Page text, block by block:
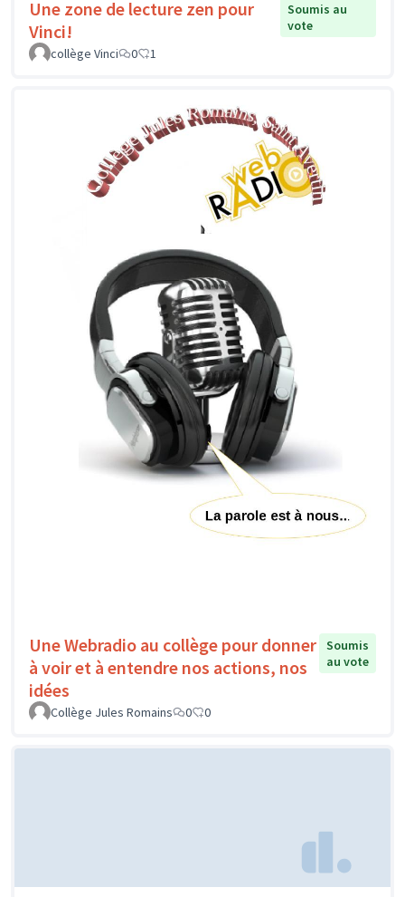
Une zone de lecture zen pour
Vinci!
Soumis au
vote
collège Vinci
0 1
Une Webradio au collège pour donner
à voir et à entendre nos actions, nos
idées
Soumis
au vote
Collège Jules Romains 0 0